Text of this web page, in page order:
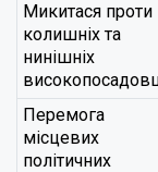
Микитася проти
колишніх та
нинішніх
Перемога
місцевих
політичних